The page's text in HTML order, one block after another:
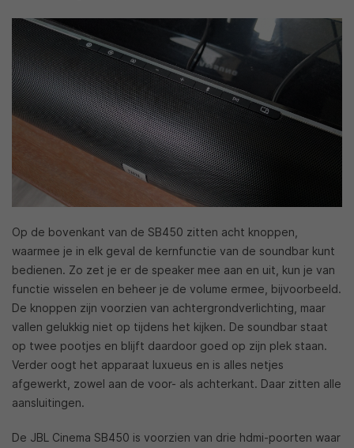
Op de bovenkant van de SB450 zitten acht knoppen,
waarmee je in elk geval de kernfunctie van de soundbar kunt
bedienen. Zo zet je er de speaker mee aan en uit, kun je van
functie wisselen en beheer je de volume ermee, bijvoorbeeld.
De knoppen zijn voorzien van achtergrondverlichting, maar
vallen gelukkig niet op tijdens het kijken. De soundbar staat
op twee pootjes en blijft daardoor goed op zijn plek staan.
Verder oogt het apparaat luxueus en is alles netjes
afgewerkt, zowel aan de voor- als achterkant. Daar zitten alle
aansluitingen.
De JBL Cinema SB450 is voorzien van drie hdmi-poorten waar